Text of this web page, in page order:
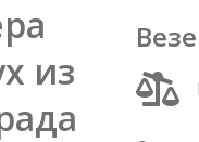
из
Везе